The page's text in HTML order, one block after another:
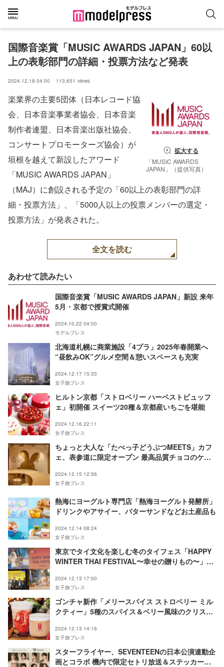
国際音楽賞「MUSIC AWARDS JAPAN」60以
上の表彰部門の詳細・投票方法など発表
2024.12.18 04:00 113,651 views
拡大する
「MUSIC AWARDS
JAPAN」（提供写真）
楽業界の主要5団体（日本レコード協
会、日本音楽事業者協会、日本音楽
制作者連盟、日本音楽出版社協会、
コンサートプロモーターズ協会）が
垣根を越えて新設したアワード
「MUSIC AWARDS JAPAN」
（MAJ）に創設される予定の「60以上の表彰部門の詳
細・投票方法」、「5000人以上の投票メンバーの選定・
投票方法」が発表された。
全文を読む
あわせて読みたい
国際音楽賞「MUSIC AWARDS JAPAN」新設 来年
5月・京都で授賞式開催
2024.10.22 04:00
モデルプレス
北海道札幌に商業施設「4プラ」2025年春開業へ
“昼飲みOK”グルメ空間＆憩いスペースも充実
2024.12.17 15:33
女子旅プレス
ヒルトン京都「ストロベリー ハーベストビュッフ
ェ」初開催 スイーツ20種＆京都産いちごを堪能
2024.12.16 22:11
女子旅プレス
ちょっと大人な「たべっ子どうぶつMEETS」カフ
ェ、表参道に限定オープン 最高品質チョコのケー
2024.12.15 12:56
女子旅プレス
熱海にヨーグルト専門店「熱海ヨーグルト発酵所」
ドリンクやアサイー、バターサンドなどお土産品も
2024.12.14 08:24
女子旅プレス
東京でタイ文化を楽しむ冬のタイフェス「HAPPY
WINTER THAI FESTIVAL〜幸せの贈りもの〜」が
2024.12.13 17:00
女子旅プレス
ゴンチャ新作「メリースパイス ストロベリー ミル
クティー」5種のスパイス＆ベリー風味のクリスマ
2024.12.13 14:16
女子旅プレス
スターフライヤー、SEVENTEENの日本公演連動企
画とコラボ 機内で限定セトリ放送＆ステッカー配